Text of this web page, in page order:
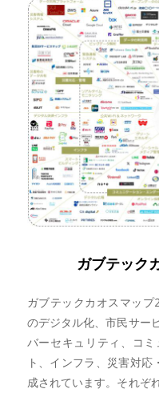
ガブテック
ガブテックカオスマッ
のデジタル化、市民サー
バーセキュリティ、コ
ト、インフラ、災害対
成されています。それぞ